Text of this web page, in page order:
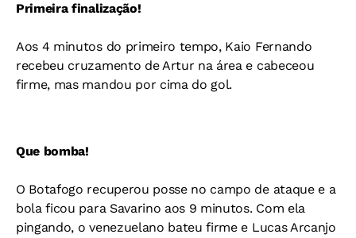
Primeira finalização!
Aos 4 minutos do primeiro tempo, Kaio Fernando
recebeu cruzamento de Artur na área e cabeceou
firme, mas mandou por cima do gol.
Que bomba!
O Botafogo recuperou posse no campo de ataque e a
bola ficou para Savarino aos 9 minutos. Com ela
pingando, o venezuelano bateu firme e Lucas Arcanjo